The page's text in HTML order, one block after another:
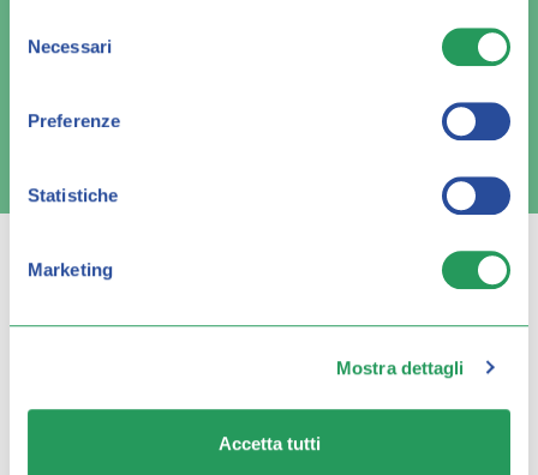
delNecessari
Preferenze
Statistiche
Marketing
Mostra dettagli
Accetta tutti
Pagamenti sicuri